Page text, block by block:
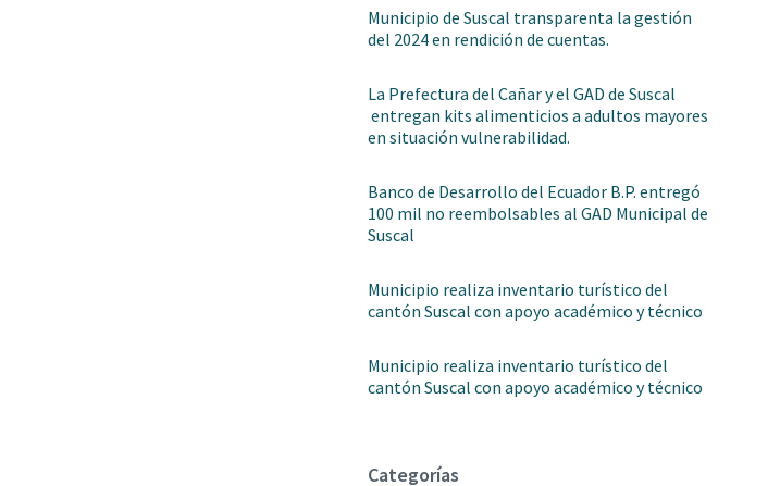
Municipio de Suscal transparenta la gestión
del 2024 en rendición de cuentas.
La Prefectura del Cañar y el GAD de Suscal
entregan kits alimenticios a adultos mayores
en situación vulnerabilidad.
Banco de Desarrollo del Ecuador B.P. entregó
100 mil no reembolsables al GAD Municipal de
Suscal
Municipio realiza inventario turístico del
cantón Suscal con apoyo académico y técnico
Municipio realiza inventario turístico del
cantón Suscal con apoyo académico y técnico
Categorías